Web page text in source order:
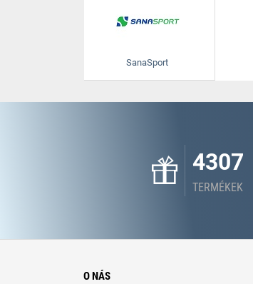
SanaSport
4307
TERMÉKEK
O NÁS